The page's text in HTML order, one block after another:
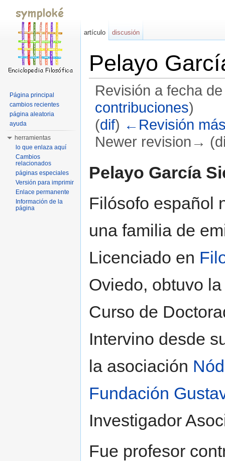
Pelayo
Revisión a fecha
contribuciones)
(dif) ←Revisión
Newer revision→
Pelayo García
Filósofo español
una familia de
Licenciado en
Oviedo, obtuvo
Curso de
Intervino desde
la asociación
Fundación
Investigador
Fue profesor
artículo discusión
Página principal
cambios recientes
página aleatoria
ayuda
herramientas
lo que enlaza aquí
Cambios
relacionados
páginas especiales
Versión para imprimir
Enlace permanente
Información de la
página